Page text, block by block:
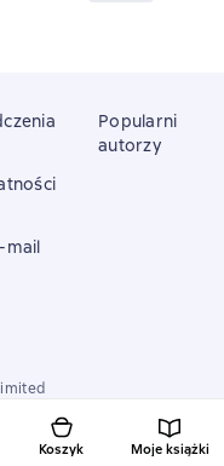
Koszyk Moje książki
mail
Popularni
autorzy